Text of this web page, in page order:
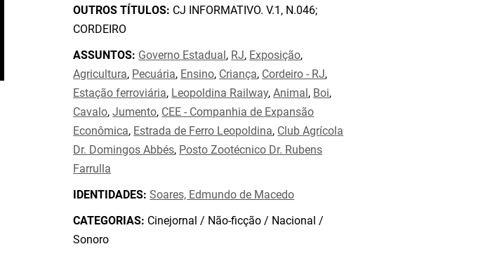
OUTROS TÍTULOS: CJ INFORMATIVO. V.1, N.046;
CORDEIRO
ASSUNTOS: Governo Estadual, RJ, Exposição,
Agricultura, Pecuária, Ensino, Criança, Cordeiro - RJ,
Estação ferroviária, Leopoldina Railway,Animal, Boi,
Cavalo,Jumento, CEE - Companhia de Expansão
Econômica, Estrada de Ferro Leopoldina, Club Agrícola
Dr. Domingos Abbés, Posto Zootécnico Dr. Rubens
Farrulla
IDENTIDADES: Soares, Edmundo de Macedo
CATEGORIAS: Cinejornal / Não-ficção / Nacional /
Sonoro